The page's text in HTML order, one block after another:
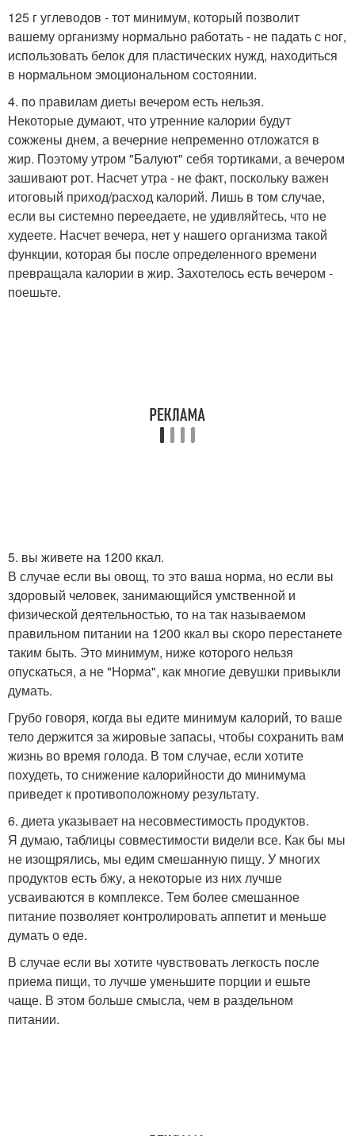
125 г углеводов - тот минимум, который позволит
вашему организму нормально работать - не падать с ног,
использовать белок для пластических нужд, находиться
в нормальном эмоциональном состоянии.
4. по правилам диеты вечером есть нельзя.
Некоторые думают, что утренние калории будут
сожжены днем, а вечерние непременно отложатся в
жир. Поэтому утром "Балуют" себя тортиками, а вечером
зашивают рот. Насчет утра - не факт, поскольку важен
итоговый приход/расход калорий. Лишь в том случае,
если вы системно переедаете, не удивляйтесь, что не
худеете. Насчет вечера, нет у нашего организма такой
функции, которая бы после определенного времени
превращала калории в жир. Захотелось есть вечером -
поешьте.
5. вы живете на 1200 ккал.
В случае если вы овощ, то это ваша норма, но если вы
здоровый человек, занимающийся умственной и
физической деятельностью, то на так называемом
правильном питании на 1200 ккал вы скоро перестанете
таким быть. Это минимум, ниже которого нельзя
опускаться, а не "Норма", как многие девушки привыкли
думать.
Грубо говоря, когда вы едите минимум калорий, то ваше
тело держится за жировые запасы, чтобы сохранить вам
жизнь во время голода. В том случае, если хотите
похудеть, то снижение калорийности до минимума
приведет к противоположному результату.
6. диета указывает на несовместимость продуктов.
Я думаю, таблицы совместимости видели все. Как бы мы
не изощрялись, мы едим смешанную пищу. У многих
продуктов есть бжу, а некоторые из них лучше
усваиваются в комплексе. Тем более смешанное
питание позволяет контролировать аппетит и меньше
думать о еде.
В случае если вы хотите чувствовать легкость после
приема пищи, то лучше уменьшите порции и ешьте
чаще. В этом больше смысла, чем в раздельном
питании.